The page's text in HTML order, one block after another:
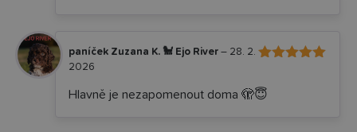
paníček Zuzana K. 🐩 Ejo River – 28. 2.
2026
Hlavně je nezapomenout doma 🫣😇